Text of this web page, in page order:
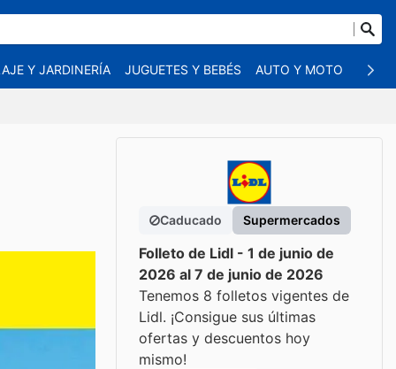
Y JARDINERÍA JUGUETES Y BEBÉS AUTO Y MOTO
Caducado Supermercados
Folleto de Lidl - 1 de junio de
2026 al 7 de junio de 2026
Tenemos 8 folletos vigentes de
Lidl. ¡Consigue sus últimas
ofertas y descuentos hoy
mismo!